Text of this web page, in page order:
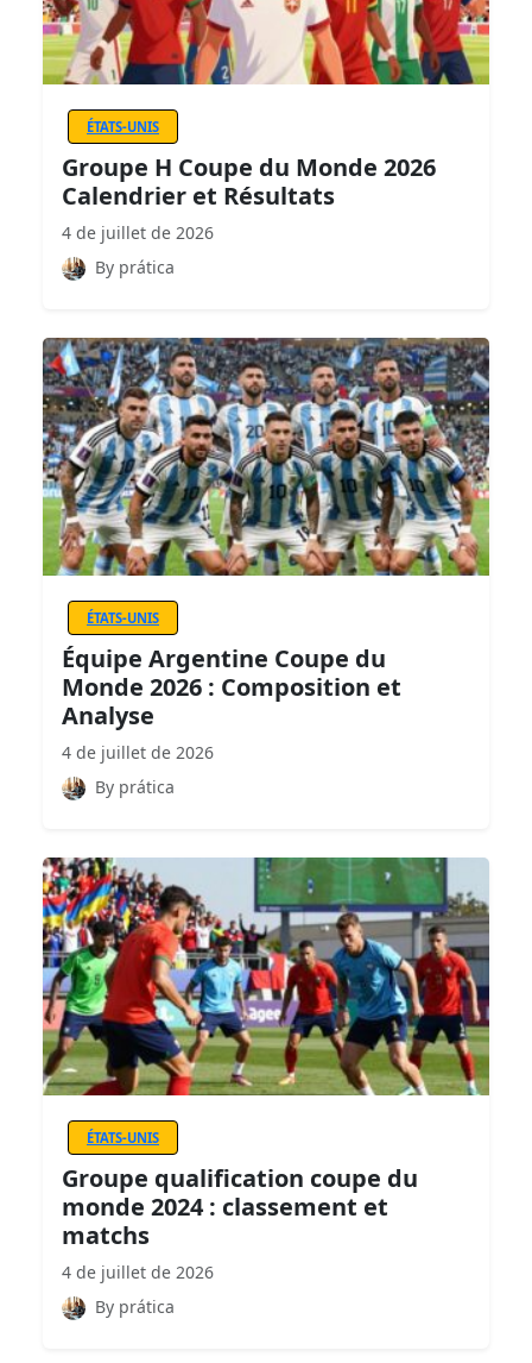
ÉTATS-UNIS
Groupe H Coupe du Monde 2026
Calendrier et Résultats
4 de juillet de 2026
By prática
ÉTATS-UNIS
Équipe Argentine Coupe du
Monde 2026 : Composition et
Analyse
4 de juillet de 2026
By prática
ÉTATS-UNIS
Groupe qualification coupe du
monde 2024 : classement et
matchs
4 de juillet de 2026
By prática